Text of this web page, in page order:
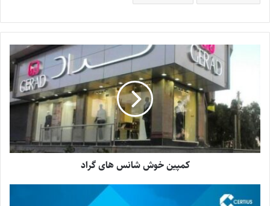
کمپین خوش شانس های گراد